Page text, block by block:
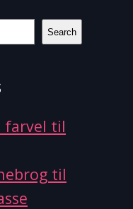
Search
farvel til
til